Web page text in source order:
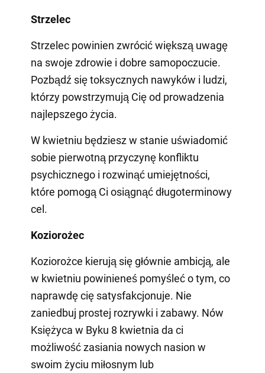
Strzelec
Strzelec powinien zwrócić większą uwagę
na swoje zdrowie i dobre samopoczucie.
Pozbądź się toksycznych nawyków i ludzi,
którzy powstrzymują Cię od prowadzenia
najlepszego życia.
W kwietniu będziesz w stanie uświadomić
sobie pierwotną przyczynę konfliktu
psychicznego i rozwinąć umiejętności,
które pomogą Ci osiągnąć długoterminowy
cel.
Koziorożec
Koziorożce kierują się głównie ambicją, ale
w kwietniu powinieneś pomyśleć o tym, co
naprawdę cię satysfakcjonuje. Nie
zaniedbuj prostej rozrywki i zabawy. Nów
Księżyca w Byku 8 kwietnia da ci
możliwość zasiania nowych nasion w
swoim życiu miłosnym lub